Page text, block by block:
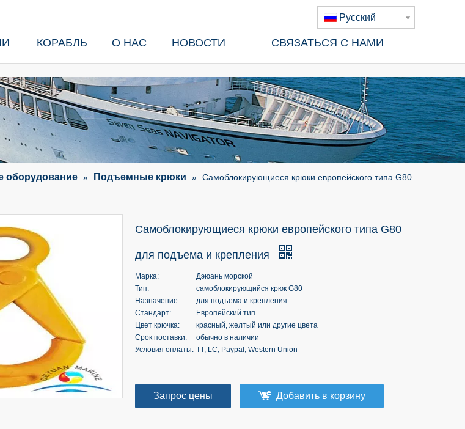
Pусский
КОРАБЛЬ О НАС НОВОСТИ СВЯЗАТЬСЯ С НАМИ
оборудование » Подъемные крюки » Самоблокирующиеся крюки европейского типа G80
Самоблокирующиеся крюки европейского типа G80
для подъема и крепления
Марка:
Дэюань морской
Тип:
самоблокирующийся крюк G80
Назначение:
для подъема и крепления
Стандарт:
Европейский тип
Цвет крючка:
красный, желтый или другие цвета
Срок поставки:
обычно в наличии
Условия оплаты: TT, LC, Paypal, Western Union
Запрос цены Добавить в корзину